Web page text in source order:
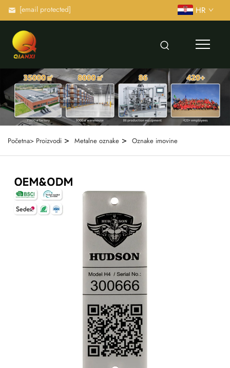
[email protected] HR
Početna> Proizvodi > Metalne oznake > Oznake imovine